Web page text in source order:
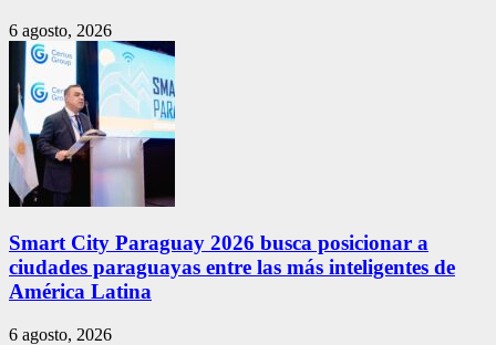
6 agosto, 2026
Smart City Paraguay 2026 busca posicionar a
ciudades paraguayas entre las más inteligentes de
América Latina
6 agosto, 2026